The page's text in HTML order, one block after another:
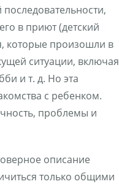
в приют (детский
которые произошли в
ситуации, включая
и т. д. Но эта
с ребенком.
проблемы и
описание
только общими